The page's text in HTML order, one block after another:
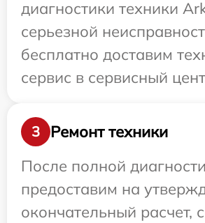
диагностики техники
серьезной
бесплатно доставим
сервис в сервисный
3
Ремонт техники
После полной
предоставим на
окончательный расчет,